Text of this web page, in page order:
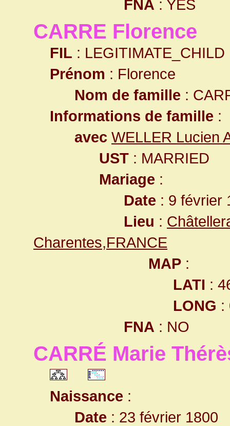
FNA : YES
CARRE Florence
FIL : LEGITIMATE_CHILD
Prénom : Florence
Nom de famille :
Informations de famille :
avec WELLER Lucien
UST : MARRIED
Mariage :
Date : 9 février
Lieu :
Charentes,FRANCE
MAP :
LATI :
LONG :
FNA : NO
CARRÉ Marie
Naissance :
Date : 23 février 1800